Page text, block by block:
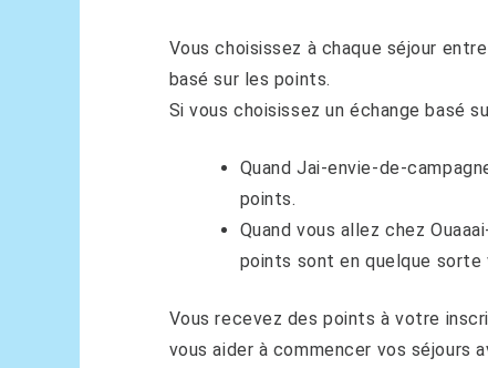
Vous choisissez à chaque séjour
basé sur les points.
Si vous choisissez un échange basé
Quand Jai-envie-de-
points.
Quand vous allez chez
points sont en quelque sorte
Vous recevez des points à votre
vous aider à commencer vos séjours